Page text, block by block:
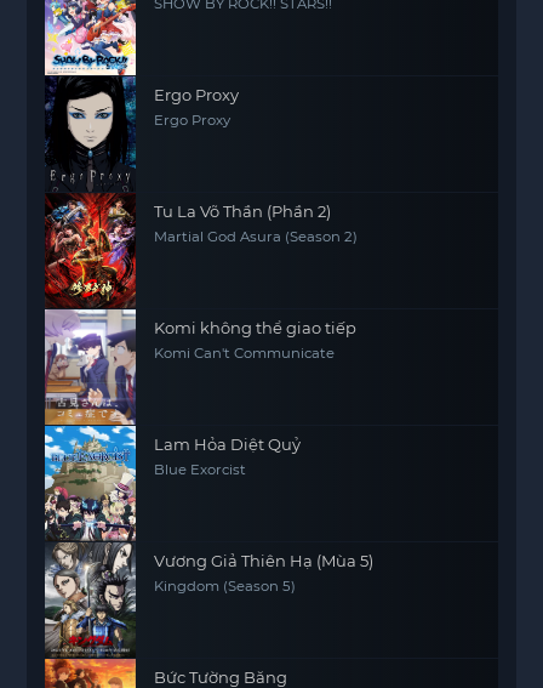
nhân vật phải vượt qua để trưởng thành.
Ergo Proxy
Ergo Proxy
Tu La Võ Thần (Phần 2)
Martial God Asura (Season 2)
Komi không thể giao tiếp
Komi Can't Communicate
Lam Hỏa Diệt Quỷ
Blue Exorcist
Vương Giả Thiên Hạ (Mùa 5)
Kingdom (Season 5)
Bức Tường Băng